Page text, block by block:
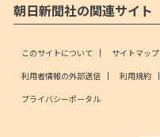
朝日新聞社の関連サイト
このサイトについて サイトマップ
利用者情報の外部送信
利用規約
プライバシーポータル